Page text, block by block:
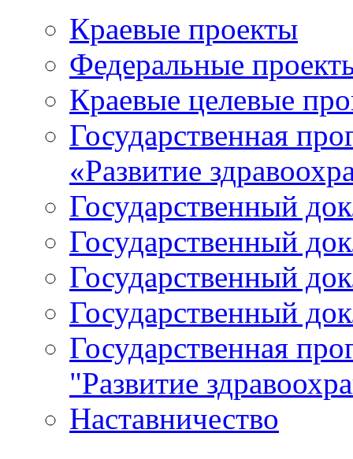
Краевые проекты
Федеральные
Краевые целевые
Государственная
«Развитие
Государственный
Государственный
Государственный
Государственный
Государственная
"Развитие
Наставничество